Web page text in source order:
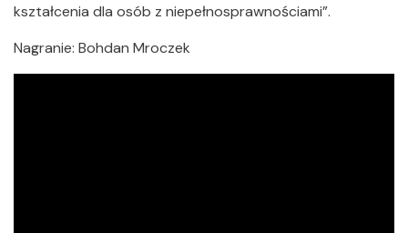
kształcenia dla osób z niepełnosprawnościami”.
Nagranie: Bohdan Mroczek